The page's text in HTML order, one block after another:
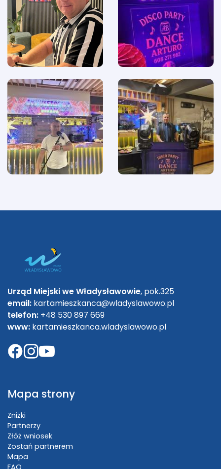
Urząd Miejski we Władysławowie, pok.325
email: kartamieszkanca@wladyslawowo.pl
telefon: +48 530 897 669
www: kartamieszkanca.wladyslawowo.pl
Mapa strony
Zniżki
Partnerzy
Złóż wniosek
Zostań partnerem
Mapa
FAQ